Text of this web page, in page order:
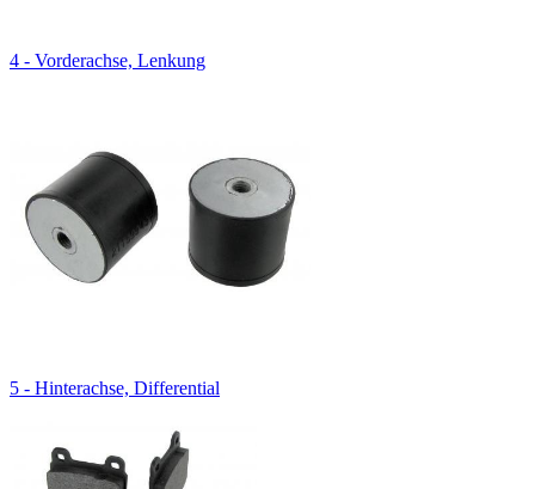
4 - Vorderachse, Lenkung
5 - Hinterachse, Differential